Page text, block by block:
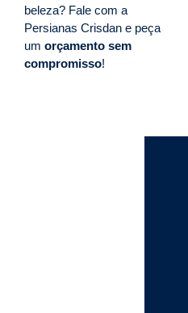
beleza? Fale com a
Persianas Crisdan e peça
um orçamento sem
compromisso!